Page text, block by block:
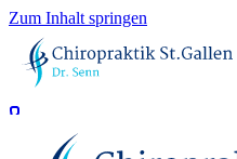
Zum Inhalt springen